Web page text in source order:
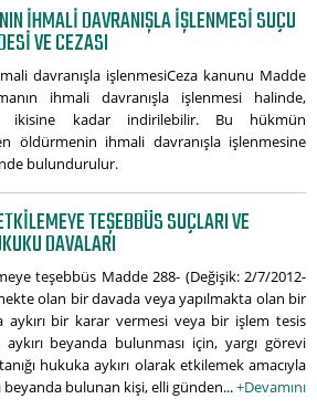
IHMALI DAVRANIŞLA IŞLENMESI SUÇU
VE CEZASI
davranışla işlenmesiCeza kanunu Madde
ihmali davranışla işlenmesi halinde,
ikisine kadar indirilebilir. Bu hükmün
öldürmenin ihmali davranışla işlenmesine
bulundurulur.
TEŞEBBÜS SUÇLARI VE
DAVALARI
teşebbüs Madde 288- (Değişik: 2/7/2012-
olan bir davada veya yapılmakta olan bir
bir karar vermesi veya bir işlem tesis
beyanda bulunması için, yargı görevi
hukuka aykırı olarak etkilemek amacıyla
beyanda bulunan kişi, elli günden...+Devamını